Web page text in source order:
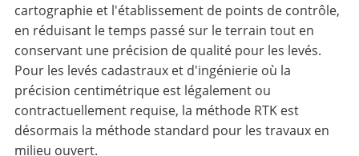
cartographie et l'établissement de points de contrôle,
en réduisant le temps passé sur le terrain tout en
conservant une précision de qualité pour les levés.
Pour les levés cadastraux et d'ingénierie où la
précision centimétrique est légalement ou
contractuellement requise, la méthode RTK est
désormais la méthode standard pour les travaux en
milieu ouvert.